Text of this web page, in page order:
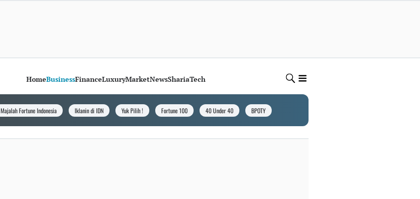
HomeBusinessFinanceLuxuryMarketNewsShariaTech
Majalah Fortune Indonesia Iklanin di IDN Yuk Pilih ! Fortune 100 40 Under 40 BPOTY